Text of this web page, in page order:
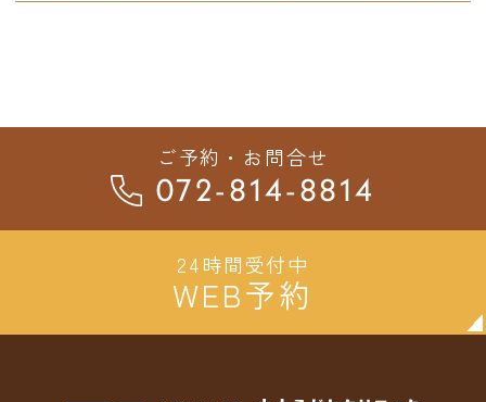
ご予約・お問合せ
072-814-8814
24時間受付中
WEB予約